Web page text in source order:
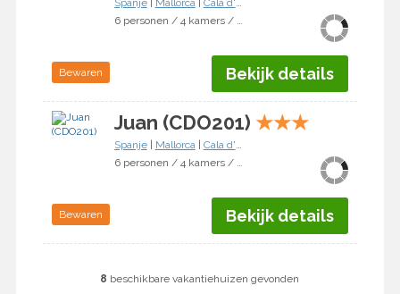
Spanje| Mallorca| Cala d'Or
6 personen / 4 kamers / 3 slaapkamers
Bewaren Bekijk details
Juan (CDO201) ★★★
Spanje| Mallorca| Cala d'Or
6 personen / 4 kamers / 3 slaapkamers
Bewaren Bekijk details
8 beschikbare vakantiehuizen gevonden